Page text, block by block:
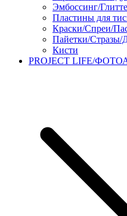
Эмбоссинг/
Пластины для
Краски/Спреи/
Пайетки/Стразы/
Кисти
PROJECT LIFE/